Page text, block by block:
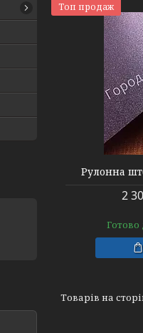
Топ продаж
Рулонна
2
Готово